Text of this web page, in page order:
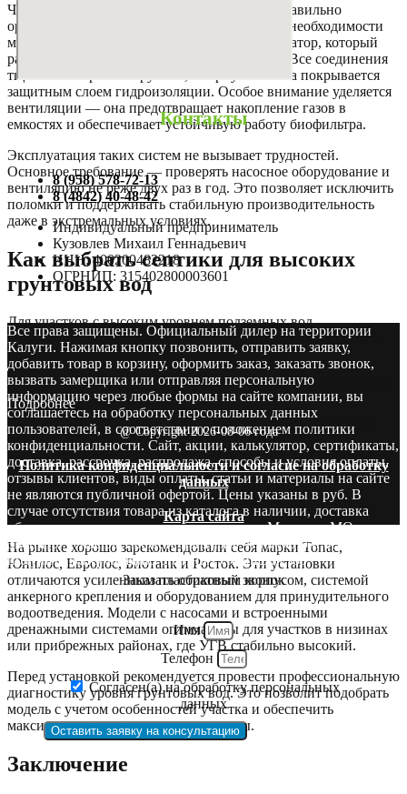
Чтобы система работала стабильно, важно правильно
организовать дренаж вокруг котлована. При необходимости
монтируется ливневая система или инфильтратор, который
равномерно распределяет сброшенную воду. Все соединения
тщательно герметизируются, а корпус септика покрывается
защитным слоем гидроизоляции. Особое внимание уделяется
вентиляции — она предотвращает накопление газов в
емкостях и обеспечивает устойчивую работу биофильтра.
Эксплуатация таких систем не вызывает трудностей.
Основное требование — проверять насосное оборудование и
вентиляцию не реже двух раз в год. Это позволяет исключить
поломки и поддерживать стабильную производительность
даже в экстремальных условиях.
Как выбрать септики для высоких
грунтовых вод
Для участков с высоким уровнем подземных вод
рекомендуется использовать модели с усиленной защитой и
герметизацией. Основные критерии выбора:
Материал корпуса — полипропилен или стеклопластик
с многослойной структурой;
Наличие якорной системы и креплений к бетонному
основанию;
Высокая степень герметичности всех швов и люков;
Тип сброса — предпочтительно принудительный через
насосы и инфильтратор;
Возможность безопасного монтажа при уровне
грунтовых вод выше 1 м.
На рынке хорошо зарекомендовали себя марки Топас,
Юнилос, Евролос, Биотанк и Росток. Эти установки
отличаются усиленным пластиковым корпусом, системой
анкерного крепления и оборудованием для принудительного
водоотведения. Модели с насосами и встроенными
дренажными системами оптимальны для участков в низинах
или прибрежных районах, где УГВ стабильно высокий.
Перед установкой рекомендуется провести профессиональную
диагностику уровня грунтовых вод. Это позволит подобрать
модель с учетом особенностей участка и обеспечить
максимальную долговечность системы.
Заключение
Контакты
8 (958) 578-72-13
8 (4842) 40-48-42
Индивидуальный предприниматель
Кузовлев Михаил Геннадьевич
ИНН: 400200482218
ОГРНИП: 315402800003601
Все права защищены. Официальный дилер на территории
Калуги. Нажимая кнопку позвонить, отправить заявку,
добавить товар в корзину, оформить заказ, заказать звонок,
вызвать замерщика или отправляя персональную
информацию через любые формы на сайте компании, вы
соглашаетесь на обработку персональных данных
пользователей, в соответствии с положением политики
конфиденциальности. Сайт, акции, калькулятор, сертификаты,
доставка, рассрочка, распродажа, способы и условия оплаты,
отзывы клиентов, виды оплаты, статьи и материалы на сайте
не являются публичной офертой. Цены указаны в руб. В
случае отсутствия товара из каталога в наличии, доставка
оборудования производится со складов в Москве и МО.
Звоните! У нас вы сможете найти то, что нужно и бесплатно
получите консультацию опытных специалистов.
Подробнее
@ Copyright 2026-08-06 года
Политика конфиденциальности и согласие на обработку
данных
Карта сайта
Заказать обратный звонок
Имя
Телефон
Согласен(а) на обработку персональных
данных
Оставить заявку на консультацию